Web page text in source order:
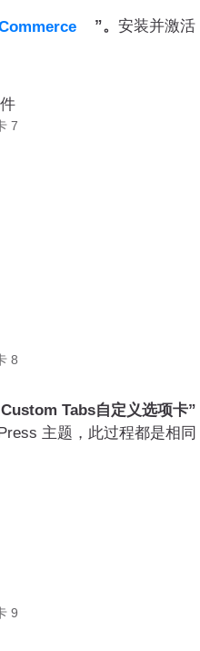
”。 安装并激活
7
8
Tabs自定义选项卡”
主题，此过程都是相同
9